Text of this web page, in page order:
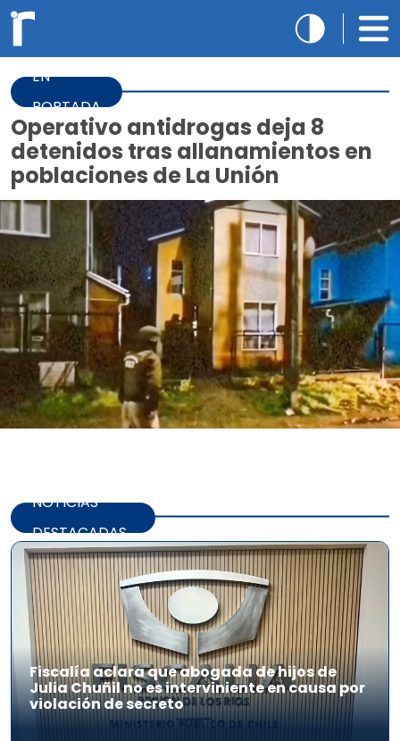
EN
PORTADA
Operativo antidrogas deja 8
detenidos tras allanamientos en
poblaciones de La Unión
NOTICIAS
DESTACADAS
Fiscalía aclara que abogada de hijos de
Julia Chuñil no es interviniente en causa por
violación de secreto